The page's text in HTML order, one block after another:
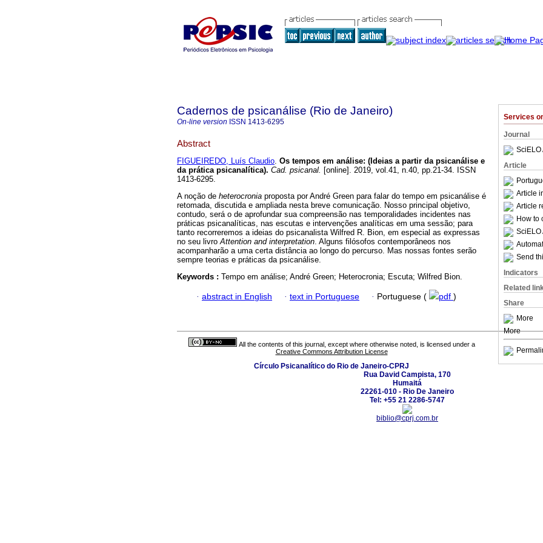
Services
Journal
SciELO
Article
Article
Article
How to
SciELO
Send
Indicators
Related
Share
More
More
Cadernos de psicanálise (Rio de Janeiro)
On-line version ISSN 1413-6295
Abstract
FIGUEIREDO, Luís Claudio. Os tempos em análise: (Ideias a partir da psicanálise e
da prática psicanalítica). Cad. psicanal. [online]. 2019, vol.41, n.40, pp.21-34. ISSN
1413-6295.
A noção de heterocronia proposta por André Green para falar do tempo em psicanálise é
retomada, discutida e ampliada nesta breve comunicação. Nosso principal objetivo,
contudo, será o de aprofundar sua compreensão nas temporalidades incidentes nas
práticas psicanalíticas, nas escutas e intervenções analíticas em uma sessão; para
tanto recorreremos a ideias do psicanalista Wilfred R. Bion, em especial as expressas
no seu livroAttention and interpretation. Alguns filósofos contemporâneos nos
acompanharão a uma certa distância ao longo do percurso. Mas nossas fontes serão
sempre teorias e práticas da psicanálise.
Keywords : Tempo em análise; André Green; Heterocronia; Escuta; Wilfred Bion.
· abstract in English · text in Portuguese · Portuguese ( pdf )
All the contents of this journal, except where otherwise noted, is licensed under a
Creative Commons Attribution License
Círculo Psicanalítico do Rio de Janeiro-CPRJ
Rua David Campista, 170
Humaitá
22261-010 - Rio De Janeiro
Tel: +55 21 2286-5747
biblio@cprj.com.br